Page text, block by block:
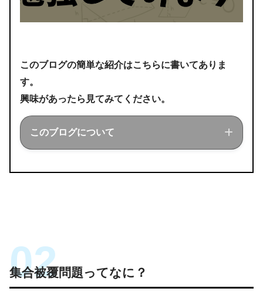
このブログの簡単な紹介はこちらに書いてありま
す。
興味があったら見てみてください。
このブログについて
集合被覆問題ってなに？